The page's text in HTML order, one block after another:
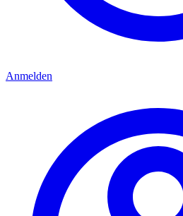
Anmelden